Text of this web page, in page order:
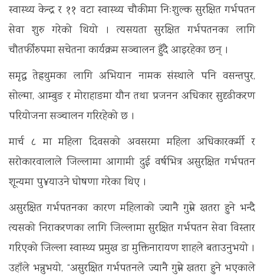
स्वास्थ्य केन्द्र र ११ वटा स्वास्थ्य चौकीमा निःशुल्क सुरक्षित गर्भपतन
सेवा शुरु गरेको थियो । त्यसयता सुरक्षित गर्भपतनका लागि
चौतर्फीरुपमा सचेतना कार्यक्रम सञ्चालन हुँदै आइरहेका छन् ।
समृद्ध तेह्रथुमका लागि अभियान नामक संस्थाले पनि वसन्तपुर,
सोल्मा, आम्बुङ र मोराहाङमा यौन तथा प्रजनन अधिकार सुदृढीकरण
परियोजना सञ्चालन गरिरहेको छ ।
मार्च ८ मा महिला दिवसको अवसरमा महिला अधिकारकर्मी र
सरोकारवालाले जिल्लामा आगामी दुई वर्षभित्र असुरक्षित गर्भपतन
शून्यमा पु¥याउने घोषणा गरेका थिए ।
असुरक्षित गर्भपतनका कारण महिलाको ज्यानै गुम्ने खतरा हुने भन्दै
त्यसको निराकरणका लागि जिल्लामा सुरक्षित गर्भपतन सेवा विस्तार
गरिएको जिल्ला स्वास्थ्य प्रमुख डा मुक्तिनारायण शाहले बताउनुभयो ।
उहाँले भन्नुभयो, “असुरक्षित गर्भपतनले ज्यानै गुम्ने खतरा हुने भएकाले